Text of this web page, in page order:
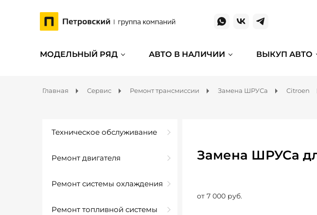
МОДЕЛЬНЫЙ РЯД АВТО В НАЛИЧИИ ВЫКУП АВТО
Главная Сервис Ремонт трансмиссии Замена ШРУСа Citroen
Техническое обслуживание
Ремонт двигателя
Ремонт системы охлаждения
Ремонт топливной системы
Замена ШРУСа
от 7 000 руб.